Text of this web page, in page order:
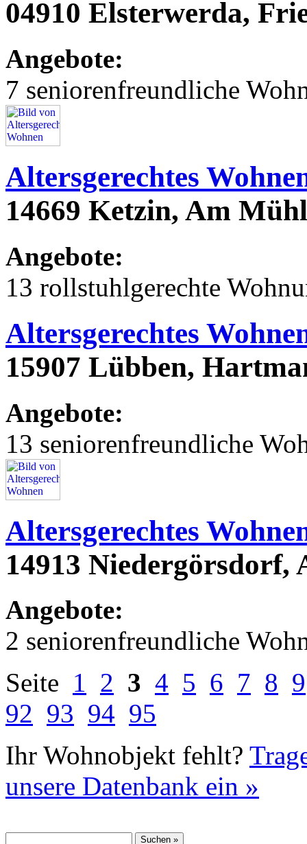
04910 Elsterwerda,
Angebote:
7 seniorenfreundliche
Altersgerechtes
14669 Ketzin, Am
Angebote:
13 rollstuhlgerechte
Altersgerechtes
15907 Lübben,
Angebote:
13 seniorenfreundliche
Altersgerechtes
14913 Niedergörsdorf,
Angebote:
2 seniorenfreundliche
Seite 1 2 3 4 5 6 7 8 9
92 93 94 95
Ihr Wohnobjekt fehlt?
unsere Datenbank ein »